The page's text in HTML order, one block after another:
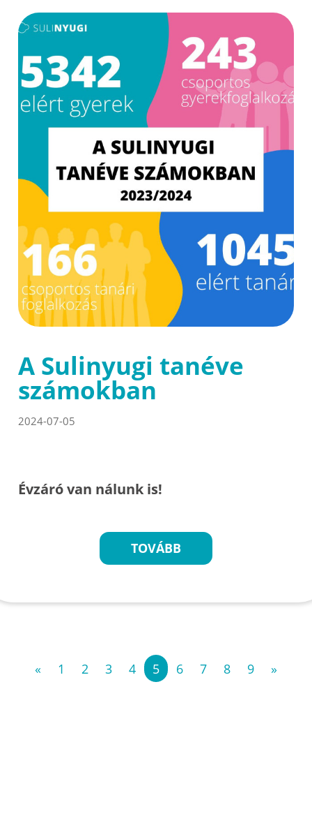
A Sulinyugi tanéve
számokban
2024-07-05
Évzáró van nálunk is!
TOVÁBB
« 1 2 3 4 5 6 7 8 9 »